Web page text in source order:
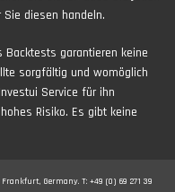
diesen handeln.
Backtests garantieren keine
sorgfältig und womöglich
Service für ihn
Risiko. Es gibt keine
Frankfurt, Germany. T: +49 (0) 69 271 39